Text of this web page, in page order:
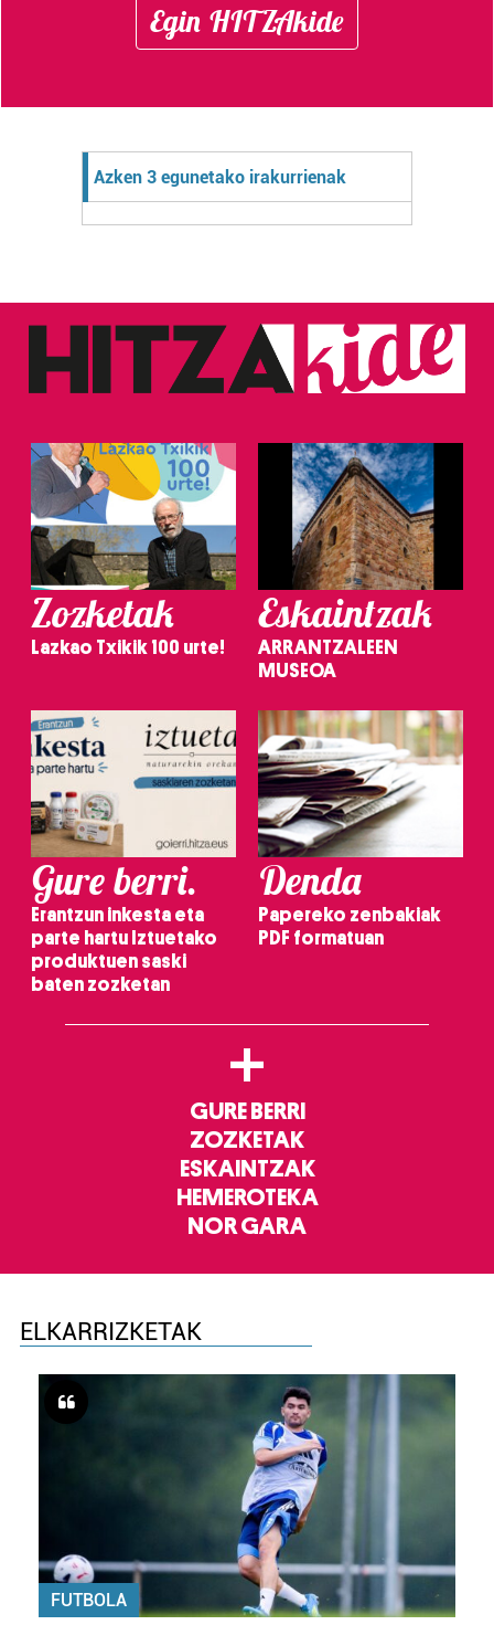
Egin HITZAkide
Azken 3 egunetako irakurrienak
Zozketak
Lazkao Txikik 100 urte!
Eskaintzak
ARRANTZALEEN
MUSEOA
Gure berri.
Erantzun inkesta eta
parte hartu Iztuetako
produktuen saski
baten zozketan
Denda
Papereko zenbakiak
PDF formatuan
+
GURE BERRI
ZOZKETAK
ESKAINTZAK
HEMEROTEKA
NOR GARA
ELKARRIZKETAK
FUTBOLA